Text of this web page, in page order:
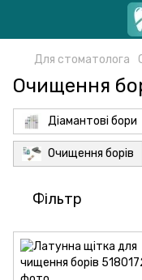
Для стоматолога
Очищення
Діамантові бори
Очищення борів
Фільтр